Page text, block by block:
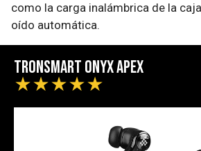
como la carga inalámbrica de la
oído automática.
Tronsmart Onyx Apex
★★★★★